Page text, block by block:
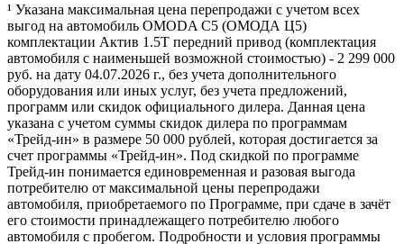
¹ Указана максимальная цена перепродажи с учетом всех
выгод на автомобиль OMODA C5 (ОМОДА Ц5)
комплектации Актив 1.5Т передний привод (комплектация
автомобиля с наименьшей возможной стоимостью) - 2 299 000
руб. на дату 04.07.2026 г., без учета дополнительного
оборудования или иных услуг, без учета предложений,
программ или скидок официального дилера. Данная цена
указана с учетом суммы скидок дилера по программам
«Трейд-ин» в размере 50 000 рублей, которая достигается за
счет программы «Трейд-ин». Под скидкой по программе
Трейд-ин понимается единовременная и разовая выгода
потребителю от максимальной цены перепродажи
автомобиля, приобретаемого по Программе, при сдаче в зачёт
его стоимости принадлежащего потребителю любого
автомобиля с пробегом. Подробности и условия программы